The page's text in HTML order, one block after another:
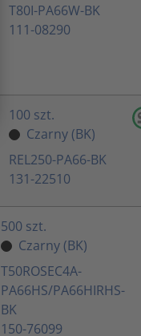
T80I-PA66W-BK
111-08290
100 szt.
Czarny (BK)
REL250-PA66-BK
131-22510
500 szt.
Czarny (BK)
T50ROSEC4A-
PA66HS/PA66HIRHS-
BK
150-76099